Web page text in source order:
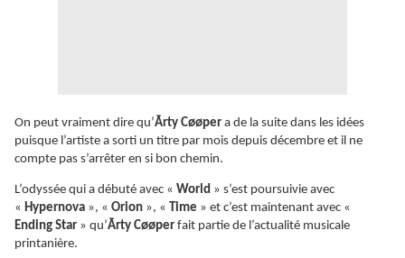
On peut vraiment dire qu’Ārty Cøøper a de la suite dans les idées
puisque l’artiste a sorti un titre par mois depuis décembre et il ne
compte pas s’arrêter en si bon chemin.
L’odyssée qui a débuté avec « World » s’est poursuivie avec
« Hypernova », « Orion », « Time » et c’est maintenant avec «
Ending Star » qu’Ārty Cøøper fait partie de l’actualité musicale
printanière.